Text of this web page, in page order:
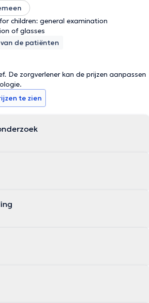
children: general examination
of glasses
de patiënten
De zorgverlener kan de prijzen aanpassen
te zien